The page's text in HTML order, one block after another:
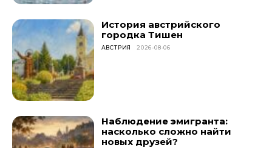
История австрийского
городка Тишен
АВСТРИЯ 2026-08-06
Наблюдение эмигранта:
насколько сложно найти
новых друзей?